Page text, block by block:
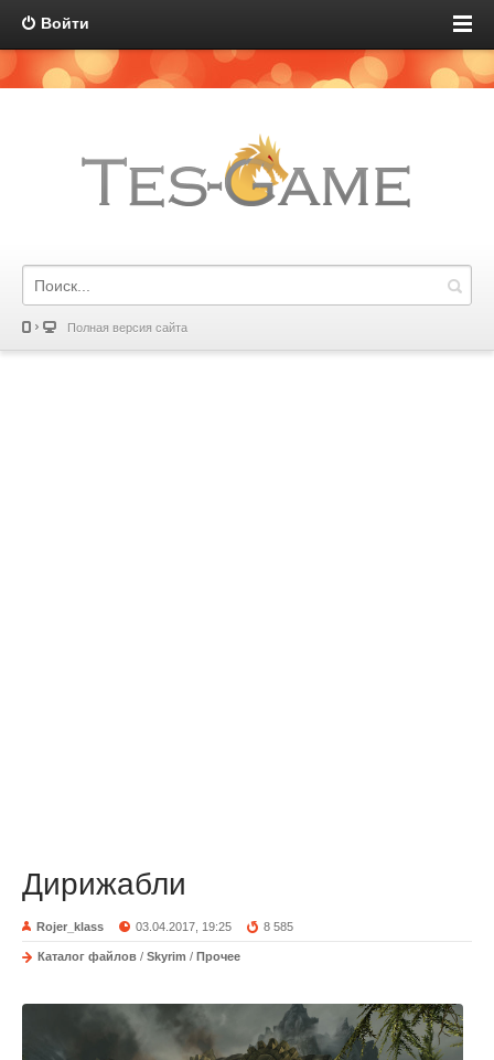
Войти
Полная версия сайта
Дирижабли
Rojer_klass 03.04.2017, 19:25 8 585
Каталог файлов / Skyrim / Прочее